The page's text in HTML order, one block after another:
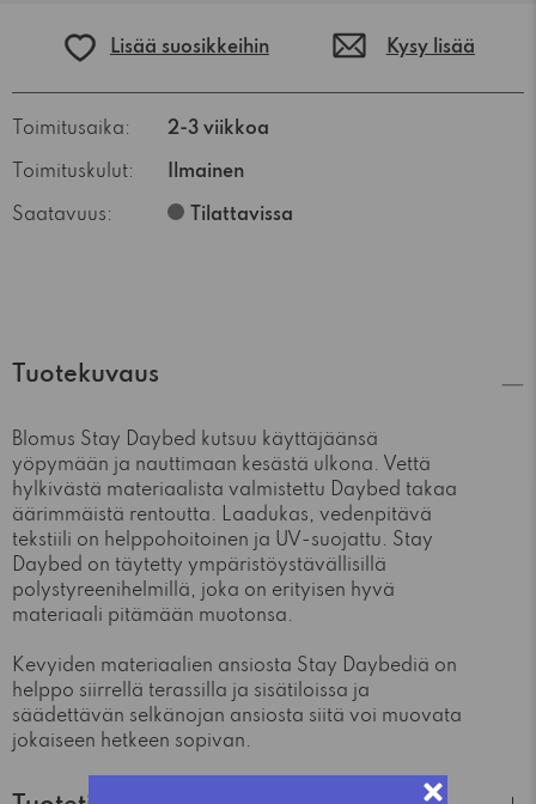
Lisää suosikkeihin Kysy lisää
Toimitusaika: 2-3 viikkoa
Toimituskulut: Ilmainen
Saatavuus: Tilattavissa
Tuotekuvaus
Blomus Stay Daybed kutsuu käyttäjäänsä
yöpymään ja nauttimaan kesästä ulkona. Vettä
hylkivästä materiaalista valmistettu Daybed takaa
äärimmäistä rentoutta. Laadukas, vedenpitävä
tekstiili on helppohoitoinen ja UV-suojattu. Stay
Daybed on täytetty ympäristöystävällisillä
polystyreenihelmillä, joka on erityisen hyvä
materiaali pitämään muotonsa.
Kevyiden materiaalien ansiosta Stay Daybediä on
helppo siirrellä terassilla ja sisätiloissa ja
säädettävän selkänojan ansiosta siitä voi muovata
jokaiseen hetkeen sopivan.